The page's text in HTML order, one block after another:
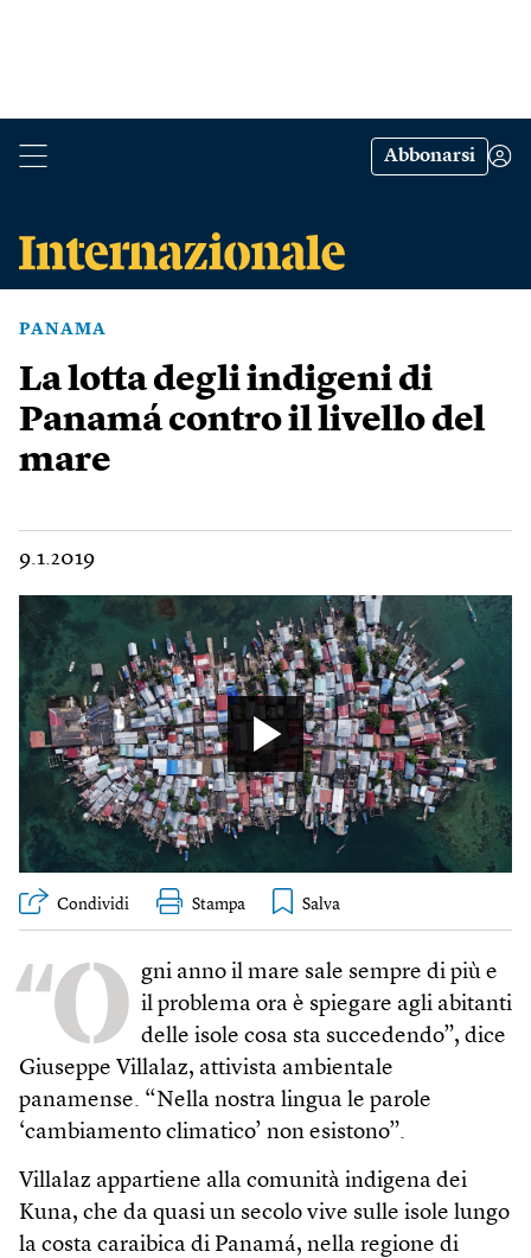
Abbonarsi
PANAMA
La lotta degli indigeni di
Panamá contro il livello del
mare
9.1.2019
Condividi Stampa
“O gni anno il mare sale sempre di più e
il problema ora è spiegare agli abitanti
delle isole cosa sta succedendo”, dice
Giuseppe Villalaz, attivista ambientale
panamense. “Nella nostra lingua le parole
‘cambiamento climatico’ non esistono”.
Villalaz appartiene alla comunità indigena dei
Kuna, che da quasi un secolo vive sulle isole lungo
la costa caraibica di Panamá, nella regione di